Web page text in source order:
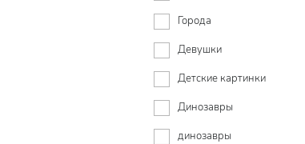
Города
Девушки
Детские картинки
Динозавры
динозавры